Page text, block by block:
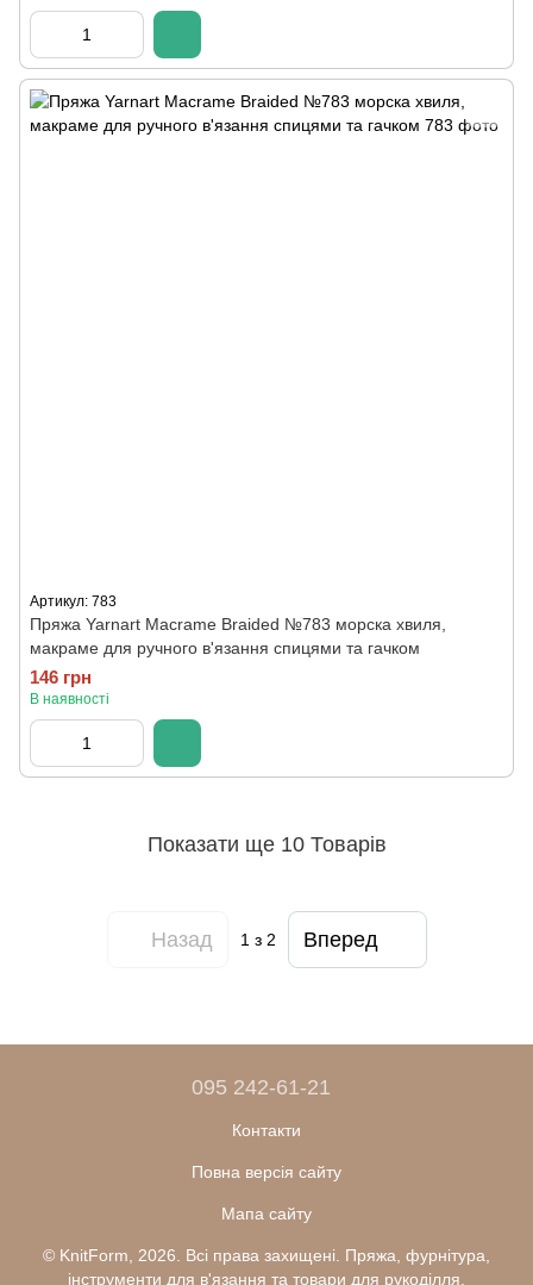
Артикул: 783
Пряжа Yarnart Macrame Braided №783 морска хвиля,
макраме для ручного в'язання спицями та гачком
146 грн
В наявності
Показати ще 10 Товарів
Назад 1 з 2 Вперед
095 242-61-21
Контакти
Повна версія сайту
Мапа сайту
© KnitForm, 2026. Всі права захищені. Пряжа, фурнітура,
інструменти для в'язання та товари для рукоділля.